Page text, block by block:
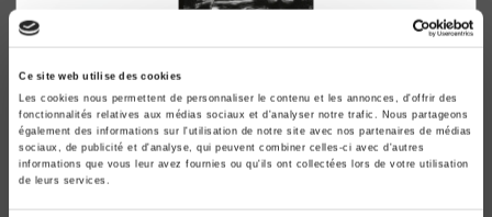
Ce site web utilise des cookies
Les cookies nous permettent de personnaliser le contenu et les annonces, d'offrir des
fonctionnalités relatives aux médias sociaux et d'analyser notre trafic. Nous partageons
également des informations sur l'utilisation de notre site avec nos partenaires de médias
sociaux, de publicité et d'analyse, qui peuvent combiner celles-ci avec d'autres
informations que vous leur avez fournies ou qu'ils ont collectées lors de votre utilisation
de leurs services.
Patron de Renault